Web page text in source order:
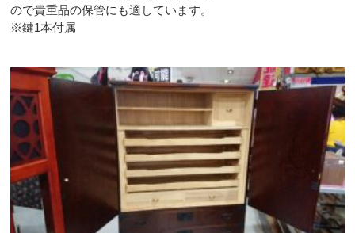
ので貴重品の保管にも適しています。
※鍵1本付属